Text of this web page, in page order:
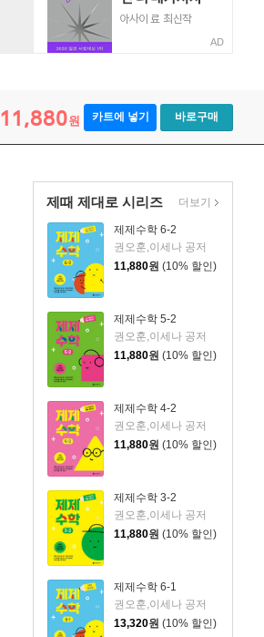
AD
11,880원 카트에 넣기 바로구매
제때 제대로 시리즈
제제수학 6-2
권오훈,이세나 공저
11,880원 (10% 할인)
제제수학 5-2
권오훈,이세나 공저
11,880원 (10% 할인)
제제수학 4-2
권오훈,이세나 공저
11,880원 (10% 할인)
제제수학 3-2
권오훈,이세나 공저
11,880원 (10% 할인)
제제수학 6-1
권오훈,이세나 공저
13,320원 (10% 할인)
더보기